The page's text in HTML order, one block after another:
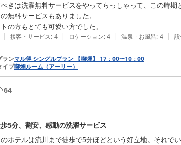
きは洗濯無料サービスをやってらっしゃって、この時期
無料サービスもありました。
| 接客・サービス: 4 | ロケーション: 4 | 温泉・お風呂: 4 |
ランマル得 シングルプラン 【喫煙】 17：00〜10：00
イプ喫煙ルーム（アーリー）
64
5分、割安、感動の洗濯サービス
ホテルは流川まで徒歩で5分ほどという好立地。それで